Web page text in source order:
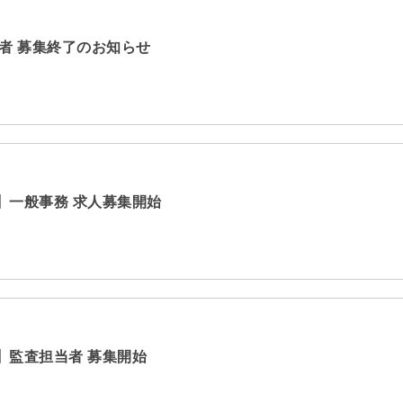
募集終了のお知らせ
一般事務 求人募集開始
監査担当者 募集開始